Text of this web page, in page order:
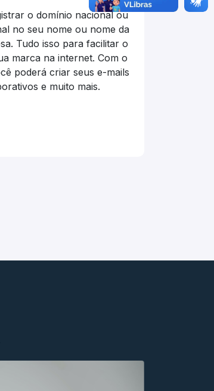
o domínio nacional ou
no seu nome ou nome da
Tudo isso para facilitar o
marca na internet. Com o
poderá criar seus e-mails
e muito mais.